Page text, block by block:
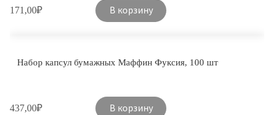
171,00₽ В корзину
Набор капсул бумажных Маффин Фуксия, 100 шт
437,00₽ В корзину